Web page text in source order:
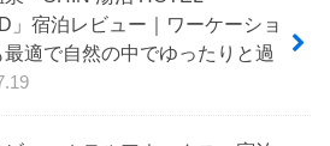
」宿泊レビュー｜ワーケーショ
最適で自然の中でゆったりと過